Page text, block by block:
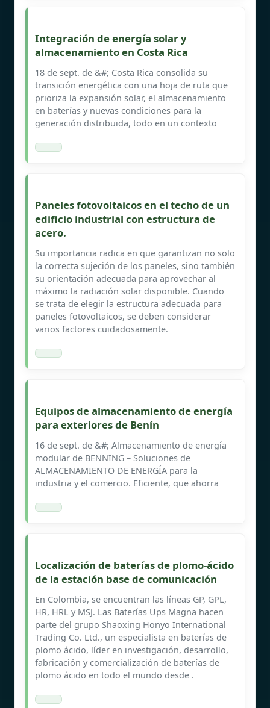
Integración de energía solar y
almacenamiento en Costa Rica
18 de sept. de &#; Costa Rica consolida su
transición energética con una hoja de ruta que
prioriza la expansión solar, el almacenamiento
en baterías y nuevas condiciones para la
generación distribuida, todo en un contexto
Paneles fotovoltaicos en el techo de un
edificio industrial con estructura de
acero.
Su importancia radica en que garantizan no solo
la correcta sujeción de los paneles, sino también
su orientación adecuada para aprovechar al
máximo la radiación solar disponible. Cuando
se trata de elegir la estructura adecuada para
paneles fotovoltaicos, se deben considerar
varios factores cuidadosamente.
Equipos de almacenamiento de energía
para exteriores de Benín
16 de sept. de &#; Almacenamiento de energía
modular de BENNING – Soluciones de
ALMACENAMIENTO DE ENERGÍA para la
industria y el comercio. Eficiente, que ahorra
Localización de baterías de plomo-ácido
de la estación base de comunicación
En Colombia, se encuentran las líneas GP, GPL,
HR, HRL y MSJ. Las Baterías Ups Magna hacen
parte del grupo Shaoxing Honyo International
Trading Co. Ltd., un especialista en baterías de
plomo ácido, líder en investigación, desarrollo,
fabricación y comercialización de baterías de
plomo ácido en todo el mundo desde .